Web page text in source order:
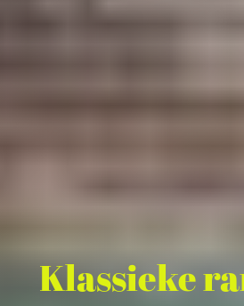
Klassieke